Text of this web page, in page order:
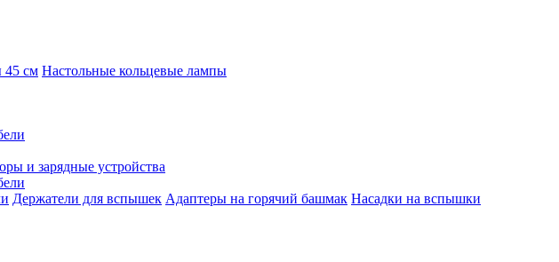
45 см Настольные кольцевые лампы
и зарядные устройства
Держатели для вспышек Адаптеры на горячий башмак Насадки на вспышки